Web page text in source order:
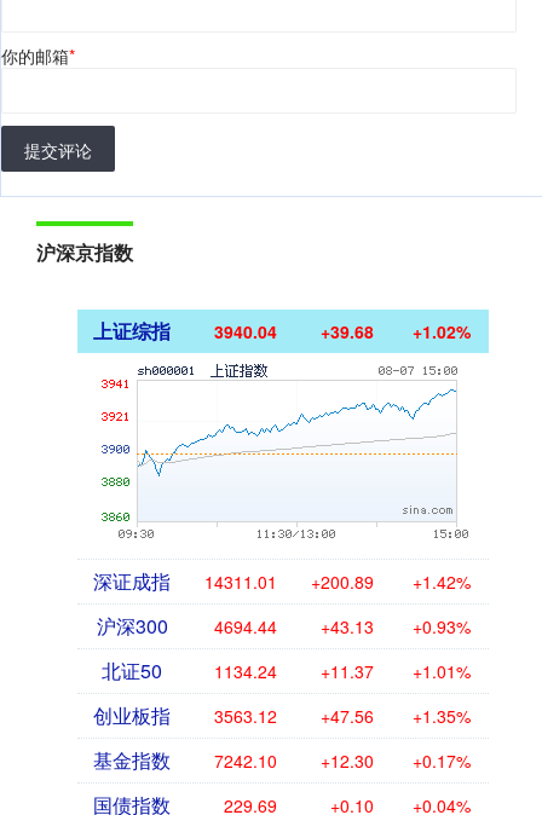
你的邮箱*
提交评论
沪深京指数
上证综指 3940.04 +39.68 +1.02%
深证成指 14311.01 +200.89 +1.42%
沪深300 4694.44 +43.13 +0.93%
北证50 1134.24 +11.37 +1.01%
创业板指 3563.12 +47.56 +1.35%
基金指数 7242.10 +12.30 +0.17%
国债指数 229.69 +0.10 +0.04%